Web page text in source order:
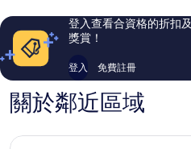
價
篇
價
登入查看合資格的折扣
獎賞！
登入 免費註冊
關於鄰近區域